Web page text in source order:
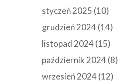
styczeń 2025 (10)
grudzień 2024(14)
listopad 2024(15)
październik 2024(8)
wrzesień 2024(12)